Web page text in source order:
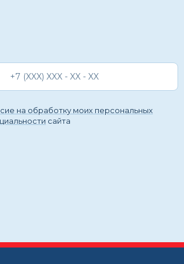
на обработку моих персональных
сайта